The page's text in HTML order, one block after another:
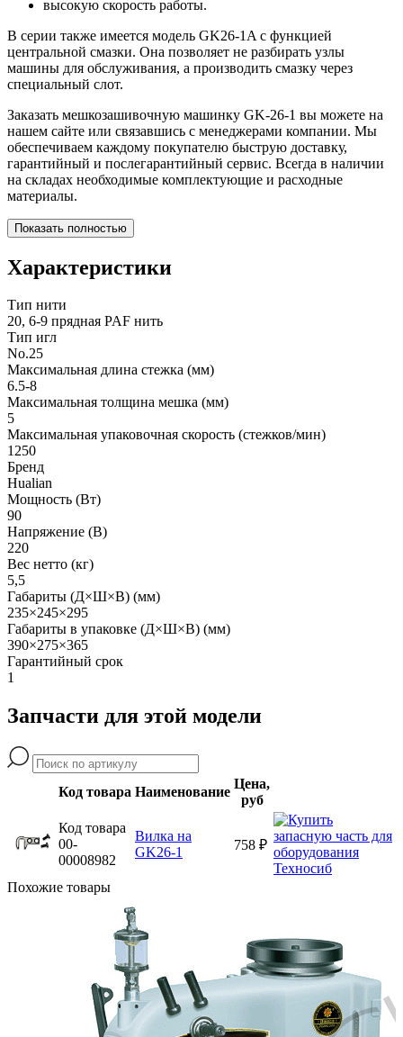
высокую скорость работы.
В серии также имеется модель GK26-1A с функцией
центральной смазки. Она позволяет не разбирать узлы
машины для обслуживания, а производить смазку через
специальный слот.
Заказать мешкозашивочную машинку GK-26-1 вы можете на
нашем сайте или связавшись с менеджерами компании. Мы
обеспечиваем каждому покупателю быструю доставку,
гарантийный и послегарантийный сервис. Всегда в наличии
на складах необходимые комплектующие и расходные
материалы.
Показать полностью
Характеристики
Тип нити
20, 6-9 прядная PAF нить
Тип игл
No.25
Максимальная длина стежка (мм)
6.5-8
Максимальная толщина мешка (мм)
5
Максимальная упаковочная скорость (стежков/мин)
1250
Бренд
Hualian
Мощность (Вт)
90
Напряжение (В)
220
Вес нетто (кг)
5,5
Габариты (Д×Ш×В) (мм)
235×245×295
Габариты в упаковке (Д×Ш×В) (мм)
390×275×365
Гарантийный срок
1
Запчасти для этой модели
Код товара Наименование
Цена,
руб
Код товара
00-
00008982
Вилка на
GK26-1
758 ₽
Похожие товары